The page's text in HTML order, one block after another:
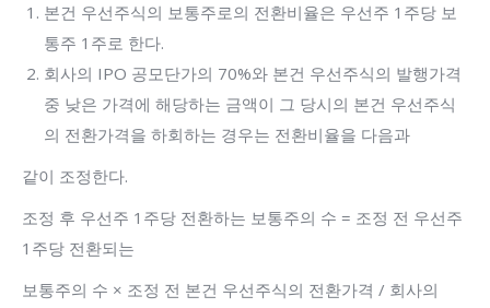
본건 우선주식의 보통주로의 전환비율은 우선주 1주당 보
통주 1주로 한다.
회사의 IPO 공모단가의 70%와 본건 우선주식의 발행가격
중 낮은 가격에 해당하는 금액이 그 당시의 본건 우선주식
의 전환가격을 하회하는 경우는 전환비율을 다음과
같이 조정한다.
조정 후 우선주 1주당 전환하는 보통주의 수 = 조정 전 우선주
1주당 전환되는
보통주의 수 × 조정 전 본건 우선주식의 전환가격 / 회사의